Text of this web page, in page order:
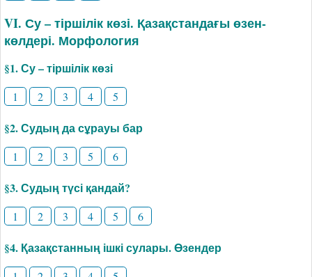
VI. Су – тіршілік көзі. Қазақстандағы өзен-
көлдері. Морфология
§1. Су – тіршілік көзі
1 2 3 4 5
§2. Судың да сұрауы бар
1 2 3 5 6
§3. Судың түсі қандай?
1 2 3 4 5 6
§4. Қазақстанның ішкі сулары. Өзендер